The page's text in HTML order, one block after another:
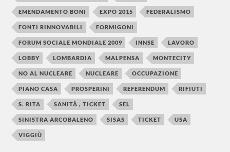
EMENDAMENTO BONI EXPO 2015 FEDERALISMO
FONTI RINNOVABILI FORMIGONI
FORUM SOCIALE MONDIALE 2009 INNSE LAVORO
LOBBY LOMBARDIA MALPENSA MONTECITY
NO AL NUCLEARE NUCLEARE OCCUPAZIONE
PIANO CASA PROSPERINI REFERENDUM RIFIUTI
S. RITA SANITÀ , TICKET SEL
SINISTRA ARCOBALENO SISAS TICKET USA
VIGGIÙ